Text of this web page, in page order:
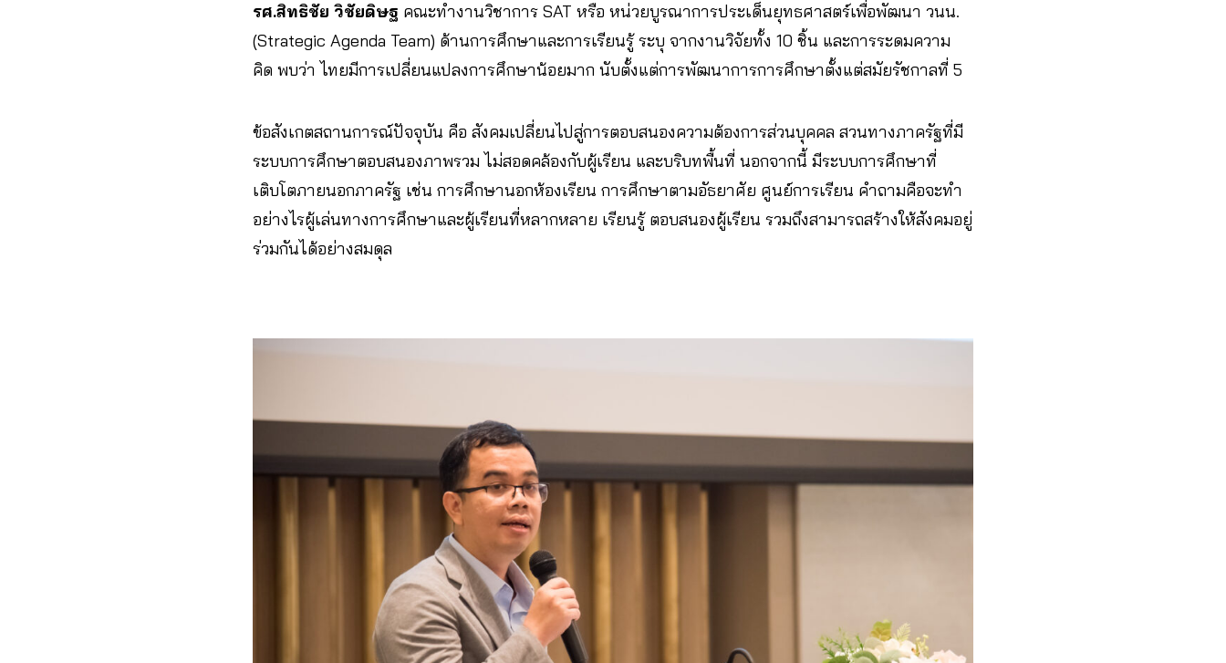
รศ.สิทธิชัย วิชัยดิษฐ คณะทำงานวิชาการ SAT หรือ หน่วยบูรณาการประเด็นยุทธศาสตร์เพื่อพัฒนา วนน.
(Strategic Agenda Team) ด้านการศึกษาและการเรียนรู้ ระบุ จากงานวิจัยทั้ง 10 ชิ้น และการระดมความ
คิด พบว่า ไทยมีการเปลี่ยนแปลงการศึกษาน้อยมาก นับตั้งแต่การพัฒนาการการศึกษาตั้งแต่สมัยรัชกาลที่ 5
ข้อสังเกตสถานการณ์ปัจจุบัน คือ สังคมเปลี่ยนไปสู่การตอบสนองความต้องการส่วนบุคคล สวนทางภาครัฐที่มี
ระบบการศึกษาตอบสนองภาพรวม ไม่สอดคล้องกับผู้เรียน และบริบทพื้นที่ นอกจากนี้ มีระบบการศึกษาที่
เติบโตภายนอกภาครัฐ เช่น การศึกษานอกห้องเรียน การศึกษาตามอัธยาศัย ศูนย์การเรียน คำถามคือจะทำ
อย่างไรผู้เล่นทางการศึกษาและผู้เรียนที่หลากหลาย เรียนรู้ ตอบสนองผู้เรียน รวมถึงสามารถสร้างให้สังคมอยู่
ร่วมกันได้อย่างสมดุล